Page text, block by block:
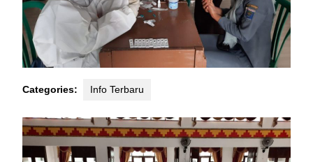
Categories: Info Terbaru